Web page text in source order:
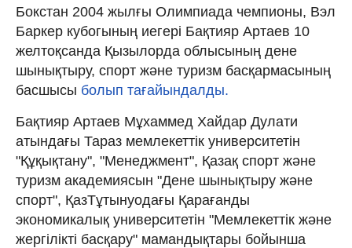
Бокстан 2004 жылғы Олимпиада чемпионы, Вэл
Баркер кубогының иегері Бақтияр Артаев 10
желтоқсанда Қызылорда облысының дене
шынықтыру, спорт және туризм басқармасының
басшысы болып тағайындалды.
Бақтияр Артаев Мұхаммед Хайдар Дулати
атындағы Тараз мемлекеттік университетін
"Құқықтану", "Менеджмент", Қазақ спорт және
туризм академиясын "Дене шынықтыру және
спорт", ҚазТұтынуодағы Қарағанды
экономикалық университетін "Мемлекеттік және
жергілікті басқару" мамандықтары бойынша